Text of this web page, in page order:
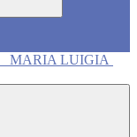
MARIA LUIGIA